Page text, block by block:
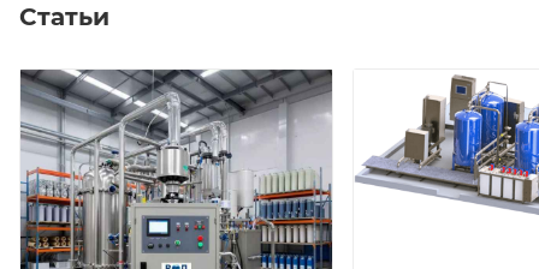
Статьи